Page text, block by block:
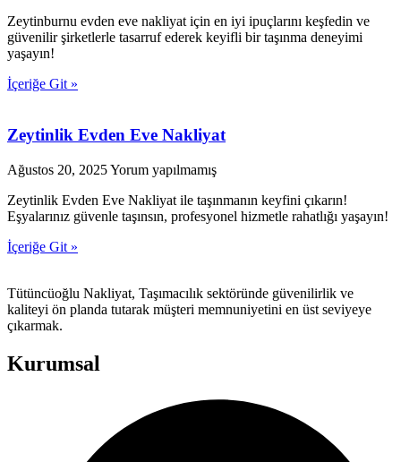
Zeytinburnu evden eve nakliyat için en iyi ipuçlarını keşfedin ve
güvenilir şirketlerle tasarruf ederek keyifli bir taşınma deneyimi
yaşayın!
İçeriğe Git »
Zeytinlik Evden Eve Nakliyat
Ağustos 20, 2025Yorum yapılmamış
Zeytinlik Evden Eve Nakliyat ile taşınmanın keyfini çıkarın!
Eşyalarınız güvenle taşınsın, profesyonel hizmetle rahatlığı yaşayın!
İçeriğe Git »
Tütüncüoğlu Nakliyat, Taşımacılık sektöründe güvenilirlik ve
kaliteyi ön planda tutarak müşteri memnuniyetini en üst seviyeye
çıkarmak.
Kurumsal